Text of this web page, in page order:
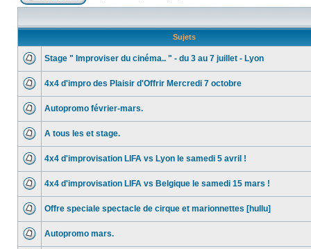
Sujets
Stage " Improviser du cinéma.. " - du 3 au 7 juillet - Lyon
4x4 d'impro des Plaisir d'Offrir Mercredi 7 octobre
Autopromo février-mars.
A tous les et stage.
4x4 d'improvisation LIFA vs Lyon le samedi 5 avril !
4x4 d'improvisation LIFA vs Belgique le samedi 15 mars !
Offre speciale spectacle de cirque et marionnettes [hullu]
Autopromo mars.